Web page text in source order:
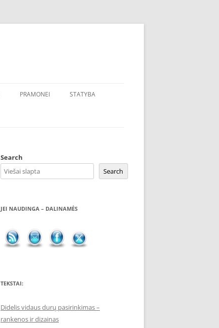
PRAMONEI STATYBA
Search
Search
JEI NAUDINGA – DALINAMĖS
TEKSTAI:
Didelis vidaus durų pasirinkimas –
rankenos ir dizainas